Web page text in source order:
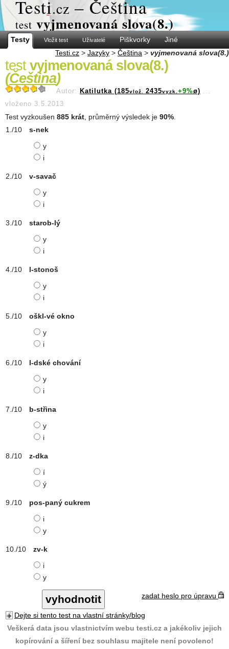
Testi.cz – Čeština
test vyjmenovaná slova(8.)
Testy Vložit test Uživatelé Piškvorky
Jiné
Testi.cz > Jazyky > Čeština > vyjmenovaná slova(8.)
test vyjmenovaná slova(8.)
(Čeština)
Autor: Katilutka (185vlož. 2435vyzk. +9%ø) ...
vloženo 3.5.2013
Test vyzkoušen 885 krát , průměrný výsledek je 90%
s-nek
y
i
v-savač
y
i
starob-lý
y
i
l-stonoš
y
i
oškl-vé okno
y
i
l-dské chování
y
i
b-střina
y
i
z-dka
í
ý
pos-paný cukrem
i
y
zv-k
i
y
zadat heslo pro úpravu
Dejte si tento test na vlastní stránky/blog
Veškerá data jsou vlastnictvím webu testi.cz a jakékoliv jejich
kopírování a šíření bez souhlasu majitele není povoleno!